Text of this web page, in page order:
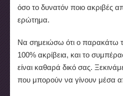
όσο το δυνατόν ποιο ακριβές
ερώτημα.
Να σημειώσω ότι ο παρακάτω
100% ακρίβεια, και το
είναι καθαρά δικό σας.
που μπορούν να γίνουν μέσα